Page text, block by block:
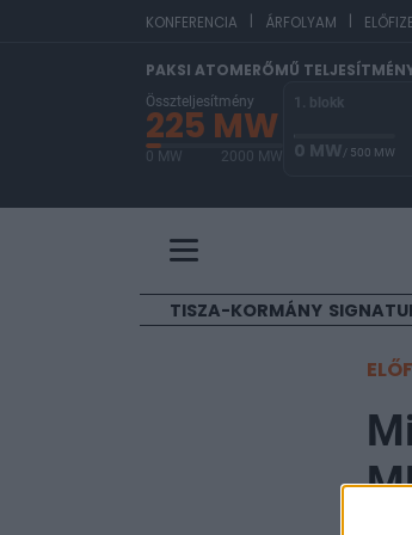
KONFERENCIA | ÁRFOLYAM |
PAKSI ATOMERŐMŰ
Összteljesítmény
225 MW
0 MW 2000 MW
1. blokk
0 MW/ 500 MW
TISZA-KORMÁNY